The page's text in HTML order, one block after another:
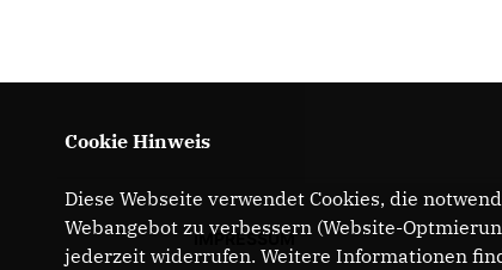
IMPRESSUM
Cookie Hinweis
Diese Webseite verwendet Cookies, die
Webangebot zu verbessern (Website-
jederzeit widerrufen. Weitere Informationen